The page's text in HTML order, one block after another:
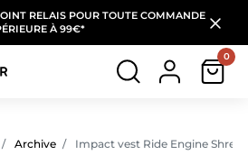
RELAIS POUR TOUTE COMMANDE
À 99€*
0
Archive Impact vest Ride Engine